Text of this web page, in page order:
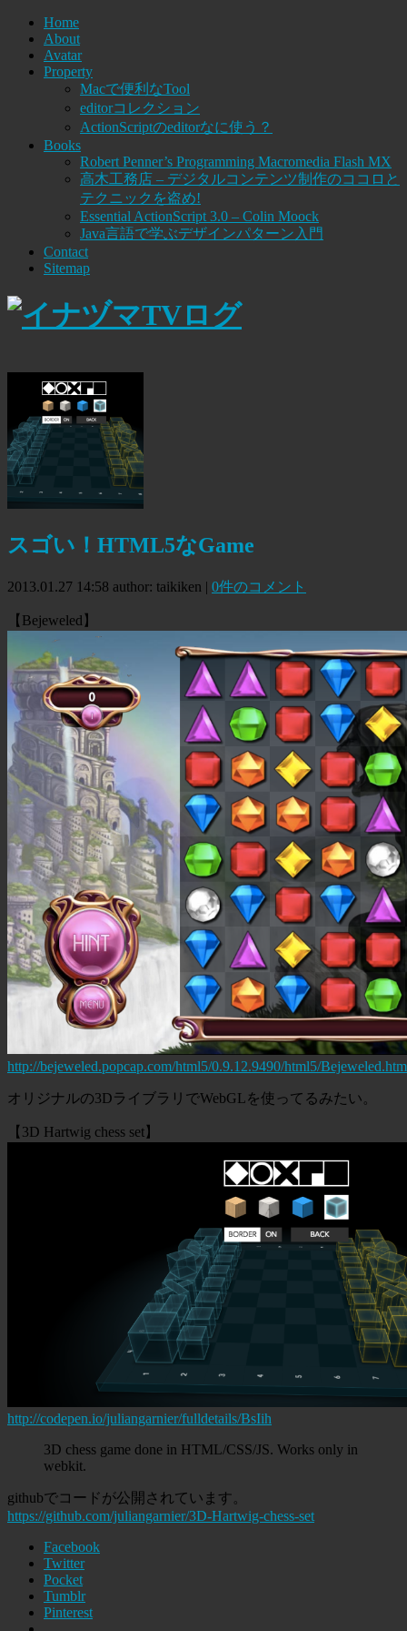
Home
About
Avatar
Property
Macで便利なTool
editorコレクション
ActionScriptのeditorなに使う？
Books
Robert Penner’s Programming Macromedia Flash MX
高木工務店 – デジタルコンテンツ制作のココロと
テクニックを盗め!
Essential ActionScript 3.0 – Colin Moock
Java言語で学ぶデザインパターン入門
Contact
Sitemap
スゴい！HTML5なGame
2013.01.27 14:58 author: taikiken | 0件のコメント
【Bejeweled】
http://bejeweled.popcap.com/html5/0.9.12.9490/html5/
オリジナルの3DライブラリでWebGLを使ってるみたい。
【3D Hartwig chess set】
http://codepen.io/juliangarnier/fulldetails/BsIih
3D chess game done in HTML/CSS/JS. Works only in
webkit.
githubでコードが公開されています。
https://github.com/juliangarnier/3D-Hartwig-chess-set
Facebook
Twitter
Pocket
Tumblr
Pinterest